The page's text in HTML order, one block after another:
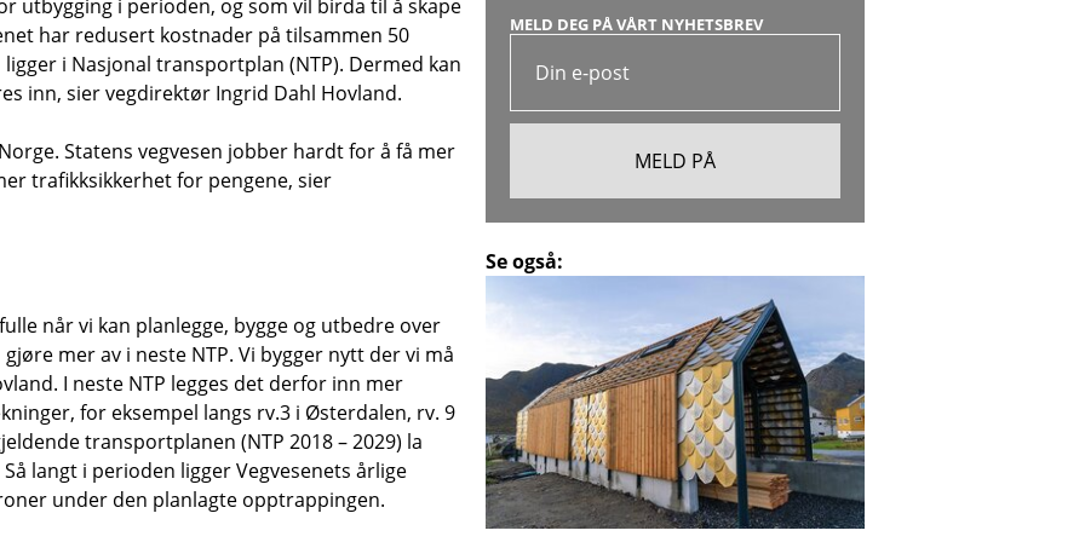
utbygging i perioden, og som vil birda til å skape
har redusert kostnader på tilsammen 50
i Nasjonal transportplan (NTP). Dermed kan
inn, sier vegdirektør Ingrid Dahl Hovland.
Statens vegvesen jobber hardt for å få mer
trafikksikkerhet for pengene, sier
når vi kan planlegge, bygge og utbedre over
mer av i neste NTP. Vi bygger nytt der vi må
I neste NTP legges det derfor inn mer
for eksempel langs rv.3 i Østerdalen, rv. 9
transportplanen (NTP 2018 – 2029) la
langt i perioden ligger Vegvesenets årlige
under den planlagte opptrappingen.
MELD DEG PÅ VÅRT NYHETSBREV
Se også: